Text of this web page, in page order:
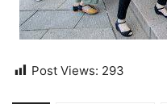
Post Views: 293